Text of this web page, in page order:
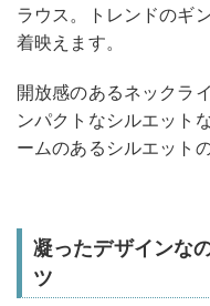
ラウス。トレンドのギ
着映えます。
開放感のあるネックラ
ンパクトなシルエット
ームのあるシルエット
凝ったデザインな
ツ